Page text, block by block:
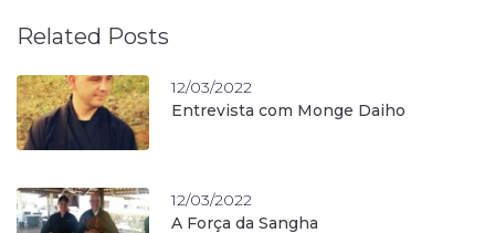
Related Posts
12/03/2022
Entrevista com Monge Daiho
12/03/2022
A Força da Sangha